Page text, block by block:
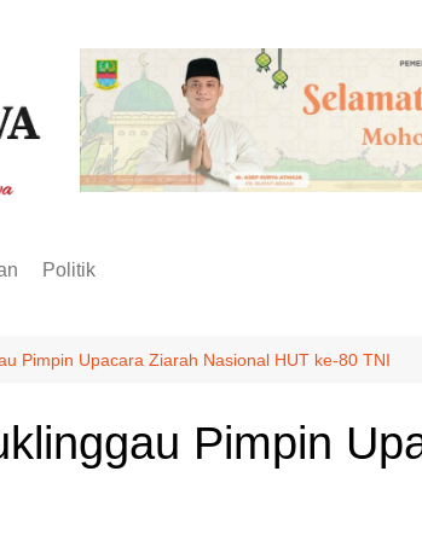
Politik
Pimpin Upacara Ziarah Nasional HUT ke-80 TNI
Pimpin